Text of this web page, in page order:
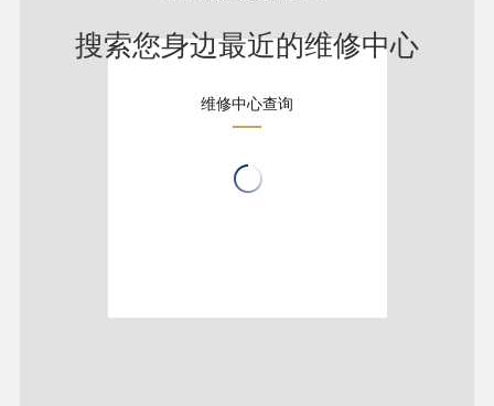
搜索您身边最近的维修中心
维修中心查询